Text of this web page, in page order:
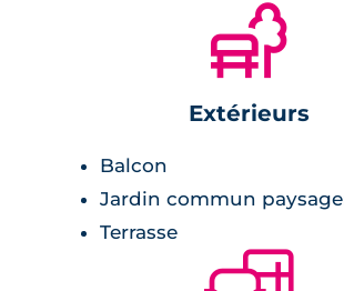
🌲
Extérieurs
Balcon
Jardin commun
Terrasse